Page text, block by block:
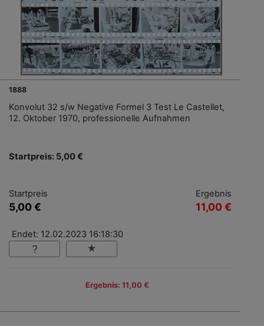
1888
Konvolut 32 s/w Negative Formel 3 Test Le Castellet,
12. Oktober 1970, professionelle Aufnahmen
Startpreis: 5,00 €
Startpreis
5,00 €
Ergebnis
11,00 €
Endet: 12.02.2023 16:18:30
Ergebnis: 11,00 €